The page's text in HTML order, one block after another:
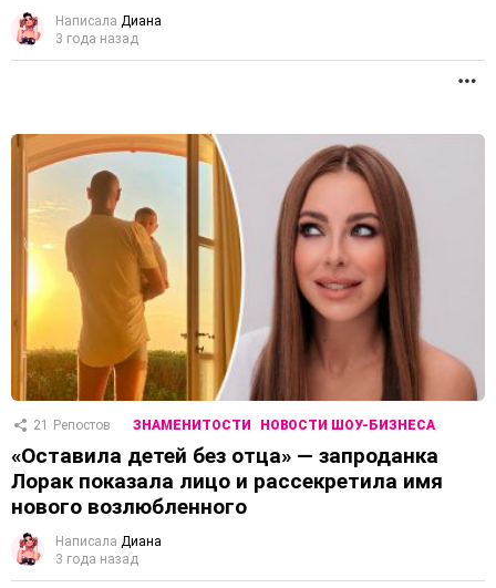
Написала Диана
3 года назад
21 Репостов ЗНАМЕНИТОСТИ НОВОСТИ ШОУ-БИЗНЕСА
«Оставила детей без отца» — запроданка
Лорак показала лицо и рассекретила имя
нового возлюбленного
Написала Диана
3 года назад